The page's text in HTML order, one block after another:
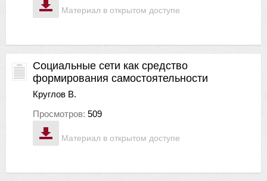
Материал в открытом доступе
Материал в открытом доступе
Социальные сети как средство
формирования самостоятельности
Круглов В.
Просмотров: 509